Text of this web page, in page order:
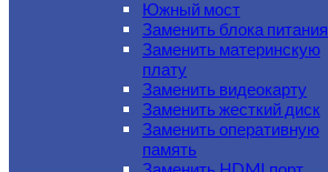
Южный мост
Заменить блока питания
Заменить материнскую
плату
Заменить видеокарту
Заменить жесткий диск
Заменить оперативную
память